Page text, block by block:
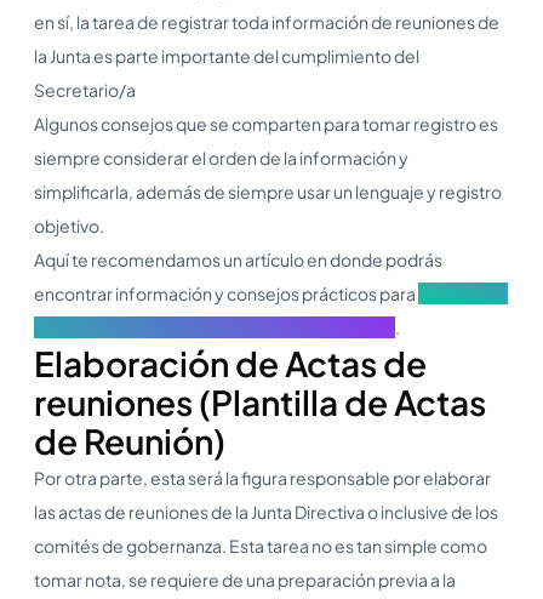
en sí, la tarea de registrar toda información de reuniones de
la Junta es parte importante del cumplimiento del
Secretario/a
Algunos consejos que se comparten para tomar registro es
siempre considerar el orden de la información y
simplificarla, además de siempre usar un lenguaje y registro
objetivo.
Aquí te recomendamos un artículo en donde podrás
encontrar información y consejos prácticos para
.
Elaboración de Actas de
reuniones (Plantilla de Actas
de Reunión)
Por otra parte, esta será la figura responsable por elaborar
las actas de reuniones de la Junta Directiva o inclusive de los
comités de gobernanza. Esta tarea no es tan simple como
tomar nota, se requiere de una preparación previa a la